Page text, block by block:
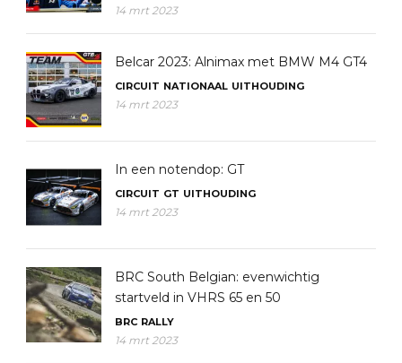
14 mrt 2023
Belcar 2023: Alnimax met BMW M4 GT4
CIRCUIT NATIONAAL UITHOUDING
14 mrt 2023
In een notendop: GT
CIRCUIT GT UITHOUDING
14 mrt 2023
BRC South Belgian: evenwichtig
startveld in VHRS 65 en 50
BRC RALLY
14 mrt 2023